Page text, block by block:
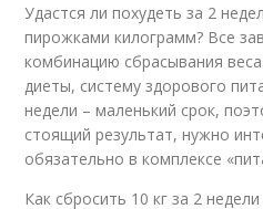
Удастся ли похудеть за 2
пирожками килограмм? Все
комбинацию сбрасывания
диеты, систему здорового
недели – маленький срок,
стоящий результат, нужно
обязательно в комплексе
Как сбросить 10 кг за 2 недели